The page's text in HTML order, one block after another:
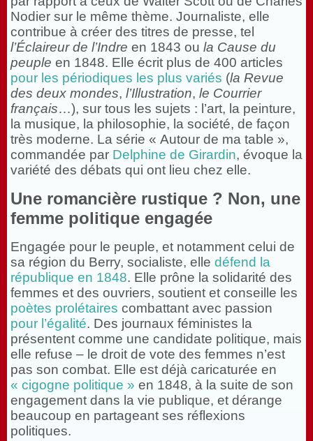
Nodier sur le même thème. Journaliste, elle
contribue à créer des titres de presse, tel
l’Éclaireur de l’Indre en 1843 ou la Cause du
peuple en 1848. Elle écrit plus de 400 articles
pour les périodiques les plus variés (la Revue
des deux mondes, l’Illustration, le Courrier
français…), sur tous les sujets : l’art, la peinture,
la musique, la philosophie, la société, de façon
très moderne. La série « Autour de ma table »,
commandée par Delphine de Girardin, évoque la
variété des débats qui ont lieu chez elle.
Une romancière rustique ? Non, une
femme politique engagée
Engagée pour le peuple, et notamment celui de
sa région du Berry, socialiste, elle défend la
république en 1848. Elle prône la solidarité des
femmes et des ouvriers, soutient et conseille les
poètes prolétaires combattant avec passion
pour l’égalité. Des journaux féministes la
présentent comme une candidate politique, mais
elle refuse – le droit de vote des femmes n’est
pas son combat. Elle est déjà caricaturée en
« cigogne politique » en 1848, à la suite de son
engagement dans la vie publique, et dérange
beaucoup en partageant ses réflexions
politiques.